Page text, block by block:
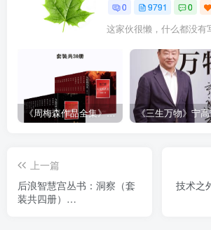
0 9791 0
这家伙很懒，什么都没有
《周梅森作品全集》[共30册]
上一篇
后浪智慧宫丛书：洞察（套
装共四册）
技术之